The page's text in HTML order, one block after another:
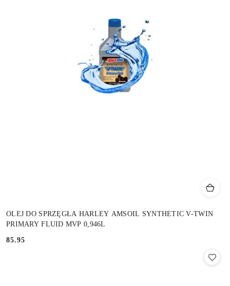
OLEJ DO SPRZĘGŁA HARLEY AMSOIL SYNTHETIC V-TWIN
PRIMARY FLUID MVP 0,946L
Cena:
85.95